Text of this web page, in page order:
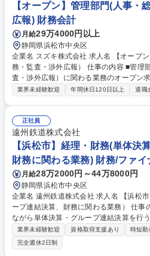
【オープン】管理部門(人事・
広報) 財務会計
月給29万4000円以上
静岡県浜松市中央区
企業名 スズキ株式会社 求人名 【オープン】管理部門（人事・総務・財
務・監査・渉外広報） 仕事の内容 ■管理部門職種（人事・総務・財務・監
査・渉外広報）に関わる業務のオープン
業務経験をお持ちの方で、どの求人に応
■人材育成企画・実践業務■全社の安全衛
キグループの防火防災管理に関する業務■
債権・債務の管理業務全般、及び単独決
および内部監査業務 募集職種 【オープン】管理部門（人事・総務・財
務・監査・渉外広報）
業界未経験歓迎 年間休日120日以上 退職
正社員
遠州鉄道株式会社
【浜松市】経理・財務(単体決
財務に関わる業務) 財務/ファイ
月給28万2000円～44万8000円
静岡県浜松市中央区
企業名 遠州鉄道株式会社 求人名 【浜松市】経理・財務（単体決算・グル
ープ連結決算、財務に関わる業務） 仕事の内容 会計・税務知識を習得し
ながら単体決算・グループ連結決算を行
方針・財務管理を行います。グループの
営陣へ提供する役割が求められています。 【具体的な業務内容】 ■資金管
理 ■固定資産処理 ■遠州鉄道単体の月次
業界未経験歓迎 資格取得支援あり 時短勤
完全週休2日制